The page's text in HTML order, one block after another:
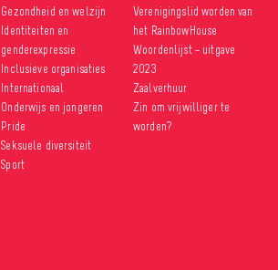
Gezondheid en welzijn
Identiteiten en
genderexpressie
Inclusieve organisaties
Internationaal
Onderwijs en jongeren
Pride
Seksuele diversiteit
Sport
Verenigingslid worden van
het RainbowHouse
Woordenlijst – uitgave
2023
Zaalverhuur
Zin om vrijwilliger te
worden?